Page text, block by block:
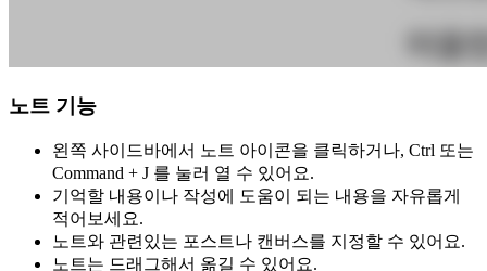
노트 기능
왼쪽 사이드바에서 노트 아이콘을 클릭하거나, Ctrl 또는
Command + J 를 눌러 열 수 있어요.
기억할 내용이나 작성에 도움이 되는 내용을 자유롭게
적어보세요.
노트와 관련있는 포스트나 캔버스를 지정할 수 있어요.
노트는 드래그해서 옮길 수 있어요.